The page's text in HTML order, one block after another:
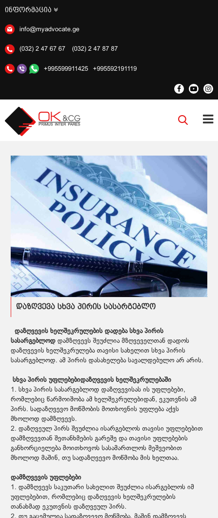
ინფორმაცია
info@myadvocate.ge
(032) 2 47 67 67 (032) 2 47 87 87
+995599911425 +995592191119
დაზღვევა სხვა პირის სასარგებლო
დაზღვევის ხელშეკრულების დადება სხვა პირის
სასარგებლოდდამზღვევს შეუძლია მზღვეველთან დადოს
დაზღვევის ხელშეკრულება თავისი სახელით სხვა პირის
სასარგებლოდ. ამ პირის დასახელება სავალდებულო არ არის.
სხვა პირის უფლებებიდაზღვევის ხელშეკრულებაში
1. სხვა პირის სასარგებლოდ დაზღვევისას ის უფლებები,
რომლებიც წარმოიშობა ამ ხელშეკრულებიდან, ეკუთვნის ამ
პირს. სადაზღვევო მოწმობის მოთხოვნის უფლება აქვს
მხოლოდ დამზღვევს.
2. დაზღვეულ პირს შეუძლია ისარგებლოს თავისი უფლებებით
დამზღვევთან შეთანხმების გარეშე და თავისი უფლებების
განხორციელება მოითხოვოს სასამართლოს მეშვეობით
მხოლოდ მაშინ, თუ სადაზღვევო მოწმობა მის ხელთაა.
დამზღვევის უფლებები
1. დამზღვევს საკუთარი სახელით შეუძლია ისარგებლოს იმ
უფლებებით, რომლებიც დაზღვევის ხელშეკრულების
თანახმად ეკუთვნის დაზღვეულ პირს.